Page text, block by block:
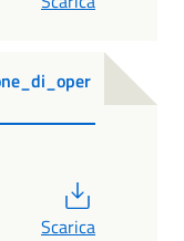
Scarica